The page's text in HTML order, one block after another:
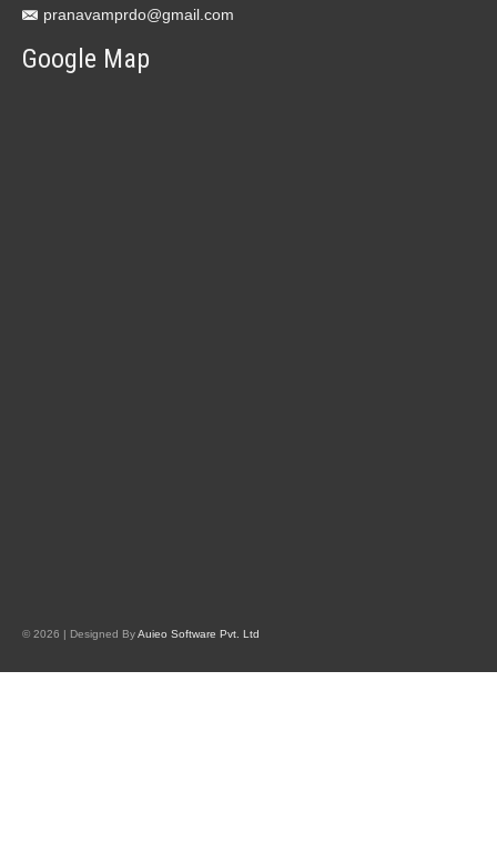
pranavamprdo@gmail.com
Google Map
© 2026 | Designed ByAuieo Software Pvt. Ltd